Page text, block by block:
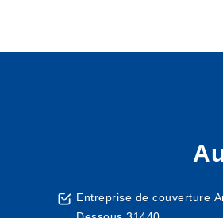
Entreprise de couverture